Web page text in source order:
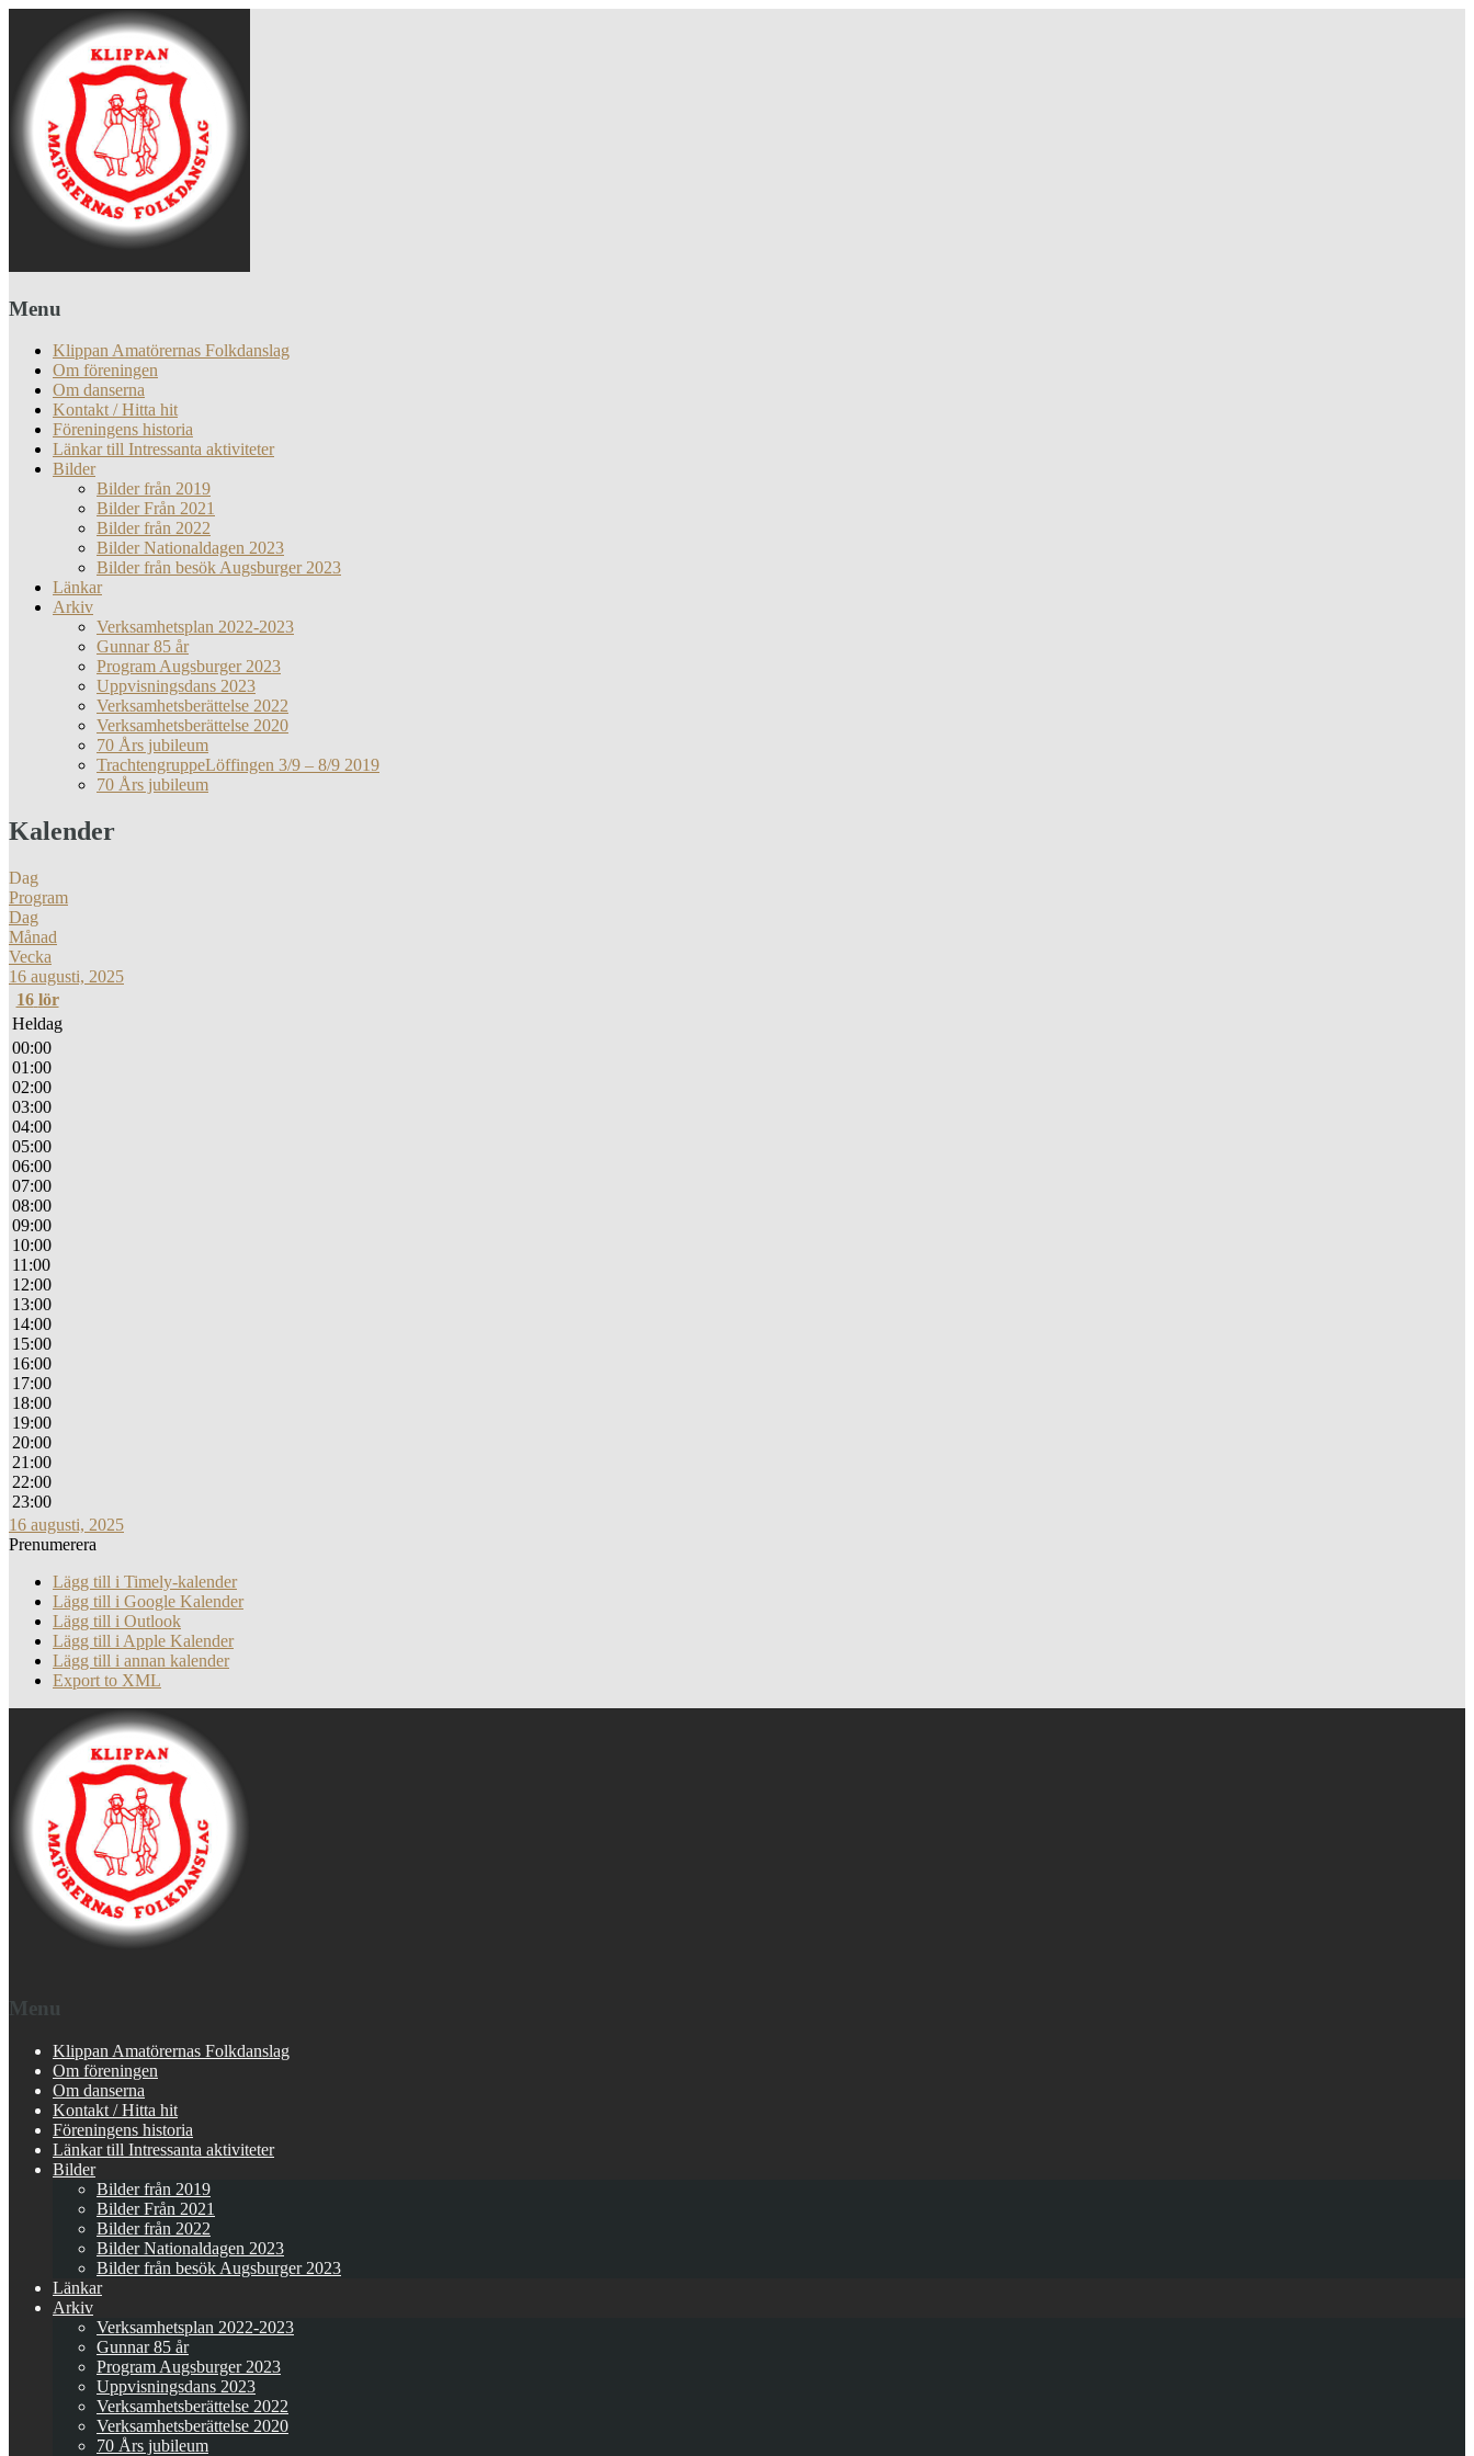
Menu
Klippan Amatörernas Folkdanslag
Om föreningen
Om danserna
Kontakt / Hitta hit
Föreningens historia
Länkar till Intressanta aktiviteter
Bilder
Bilder från 2019
Bilder Från 2021
Bilder från 2022
Bilder Nationaldagen 2023
Bilder från besök Augsburger 2023
Länkar
Arkiv
Verksamhetsplan 2022-2023
Gunnar 85 år
Program Augsburger 2023
Uppvisningsdans 2023
Verksamhetsberättelse 2022
Verksamhetsberättelse 2020
70 Års jubileum
TrachtengruppeLöffingen 3/9 – 8/9 2019
70 Års jubileum
Kalender
Dag
Program
Dag
Månad
Vecka
16 augusti, 2025
16 lör
Heldag
00:00
01:00
02:00
03:00
04:00
05:00
06:00
07:00
08:00
09:00
10:00
11:00
12:00
13:00
14:00
15:00
16:00
17:00
18:00
19:00
20:00
21:00
22:00
23:00
16 augusti, 2025
Prenumerera
Lägg till i Timely-kalender
Lägg till i Google Kalender
Lägg till i Outlook
Lägg till i Apple Kalender
Lägg till i annan kalender
Export to XML
Menu
Klippan Amatörernas Folkdanslag
Om föreningen
Om danserna
Kontakt / Hitta hit
Föreningens historia
Länkar till Intressanta aktiviteter
Bilder
Bilder från 2019
Bilder Från 2021
Bilder från 2022
Bilder Nationaldagen 2023
Bilder från besök Augsburger 2023
Länkar
Arkiv
Verksamhetsplan 2022-2023
Gunnar 85 år
Program Augsburger 2023
Uppvisningsdans 2023
Verksamhetsberättelse 2022
Verksamhetsberättelse 2020
70 Års jubileum